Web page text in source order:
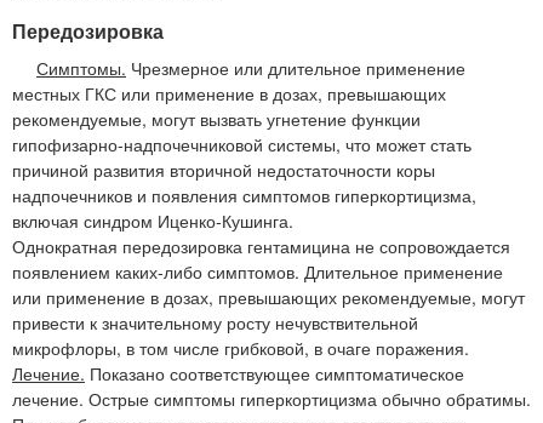
Передозировка
Симптомы. Чрезмерное или длительное применение
местных ГКС или применение в дозах, превышающих
рекомендуемые, могут вызвать угнетение функции
гипофизарно-надпочечниковой системы, что может стать
причиной развития вторичной недостаточности коры
надпочечников и появления симптомов гиперкортицизма,
включая синдром Иценко-Кушинга.
Однократная передозировка гентамицина не сопровождается
появлением каких-либо симптомов. Длительное применение
или применение в дозах, превышающих рекомендуемые, могут
привести к значительному росту нечувствительной
микрофлоры, в том числе грибковой, в очаге поражения.
Лечение. Показано соответствующее симптоматическое
лечение. Острые симптомы гиперкортицизма обычно обратимы.